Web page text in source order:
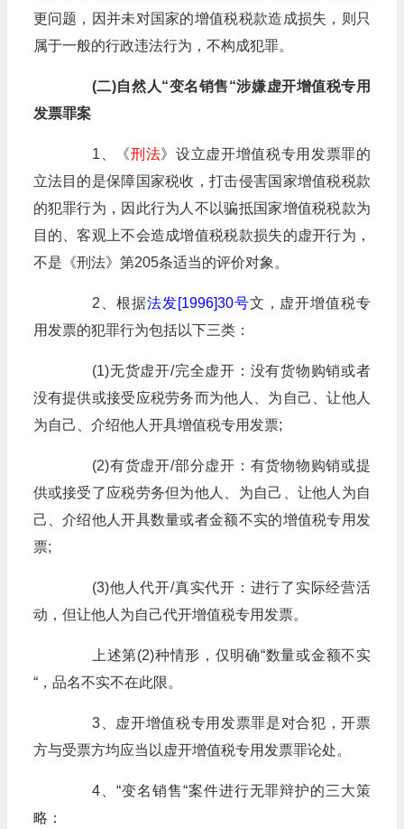
更问题，因并未对国家的增值税税款造成损失，则只
属于一般的行政违法行为，不构成犯罪。
(二)自然人“变名销售“涉嫌虚开增值税专用
发票罪案
1、《刑法》设立虚开增值税专用发票罪的
立法目的是保障国家税收，打击侵害国家增值税税款
的犯罪行为，因此行为人不以骗抵国家增值税税款为
目的、客观上不会造成增值税税款损失的虚开行为，
不是《刑法》第205条适当的评价对象。
2、根据法发[1996]30号文，虚开增值税专
用发票的犯罪行为包括以下三类：
(1)无货虚开/完全虚开：没有货物购销或者
没有提供或接受应税劳务而为他人、为自己、让他人
为自己、介绍他人开具增值税专用发票;
(2)有货虚开/部分虚开：有货物物购销或提
供或接受了应税劳务但为他人、为自己、让他人为自
己、介绍他人开具数量或者金额不实的增值税专用发
票;
(3)他人代开/真实代开：进行了实际经营活
动，但让他人为自己代开增值税专用发票。
上述第(2)种情形，仅明确“数量或金额不实
“，品名不实不在此限。
3、虚开增值税专用发票罪是对合犯，开票
方与受票方均应当以虚开增值税专用发票罪论处。
4、“变名销售“案件进行无罪辩护的三大策
略：